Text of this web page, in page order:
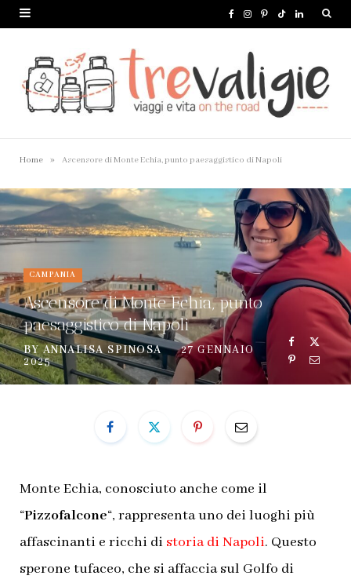
k
I
t
m
P
t
s
t
T
k
T
L
k
n
Home » Ascensore di Monte Echia, punto paesaggistico di Napoli
CAMPANIA
Ascensore di Monte Echia, punto
paesaggistico di Napoli
BY ANNALISA SPINOSA
27 GENNAIO
2025
Monte Echia, conosciuto anche come il
“Pizzofalcone“, rappresenta uno dei luoghi più
affascinanti e ricchi di storia di Napoli. Questo
sperone tufaceo, che si affaccia sul Golfo di